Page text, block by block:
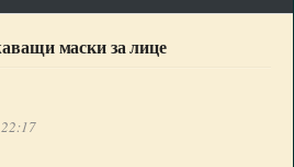
маски за лице